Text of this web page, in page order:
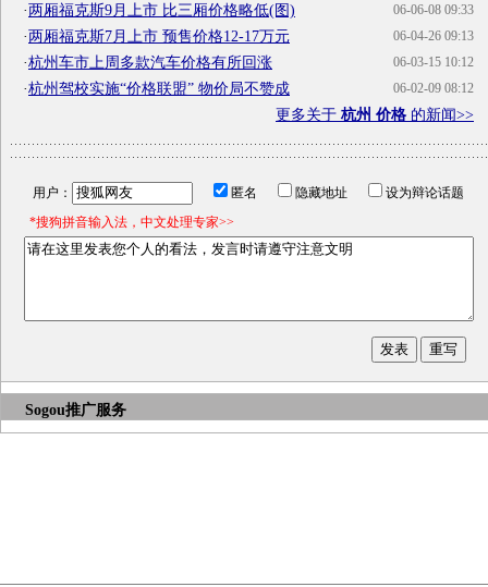
06-06-08 09:33
·两厢福克斯9月上市 比三厢价格略低(图)
06-04-26 09:13
·两厢福克斯7月上市 预售价格12-17万元
06-03-15 10:12
·杭州车市上周多款汽车价格有所回涨
06-02-09 08:12
·杭州驾校实施“价格联盟” 物价局不赞成
更多关于 杭州 价格 的新闻>>
用户： 匿名 隐藏地址
设为辩论话题
*搜狗拼音输入法，中文处理专家>>
Sogou推广服务